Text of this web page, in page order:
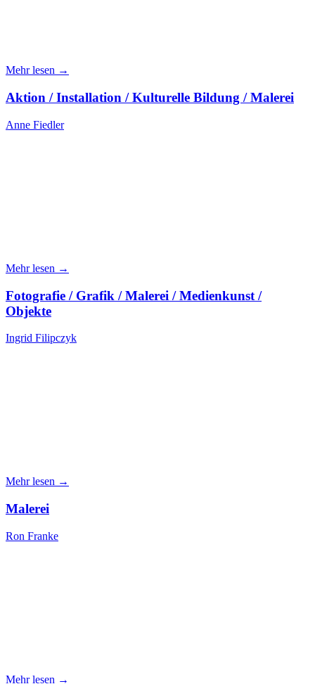
Mehr lesen →
Aktion / Installation / Kulturelle Bildung / Malerei
Anne Fiedler
Mehr lesen →
Fotografie / Grafik / Malerei / Medienkunst /
Objekte
Ingrid Filipczyk
Mehr lesen →
Malerei
Ron Franke
Mehr lesen →